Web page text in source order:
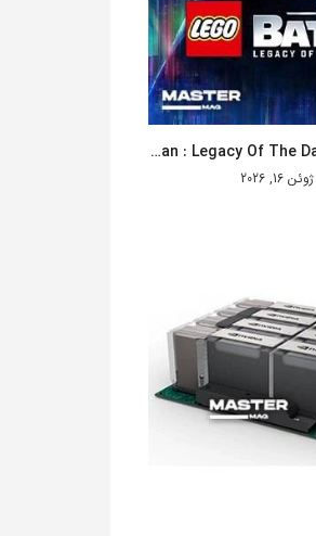
بررسی بازی Lego Batman : Legacy Of The Dark Knight
ژوئن 16, 2026